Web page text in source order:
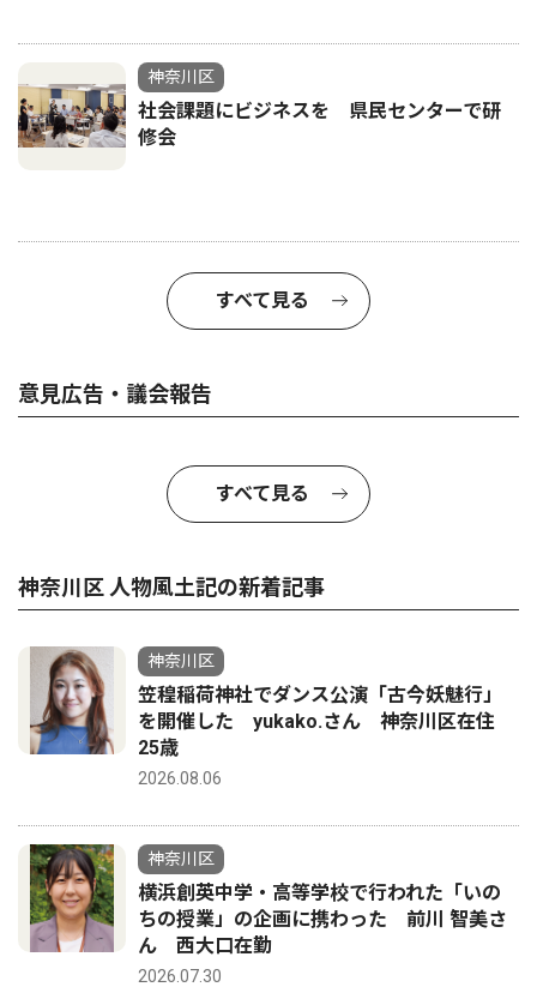
神奈川区
社会課題にビジネスを 県民センターで研
修会
すべて見る
意見広告・議会報告
すべて見る
神奈川区 人物風土記の新着記事
神奈川区
笠䅣稲荷神社でダンス公演「古今妖魅行」
を開催した yukako.さん 神奈川区在住
25歳
2026.08.06
神奈川区
横浜創英中学・高等学校で行われた「いの
ちの授業」の企画に携わった 前川 智美さ
ん 西大口在勤
2026.07.30